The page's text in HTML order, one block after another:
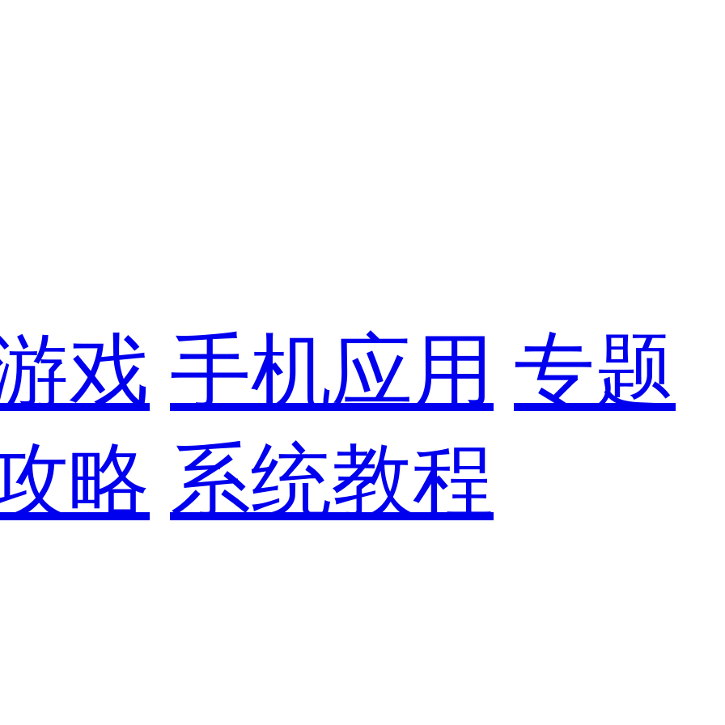
戏 手机应用 专题
略 系统教程